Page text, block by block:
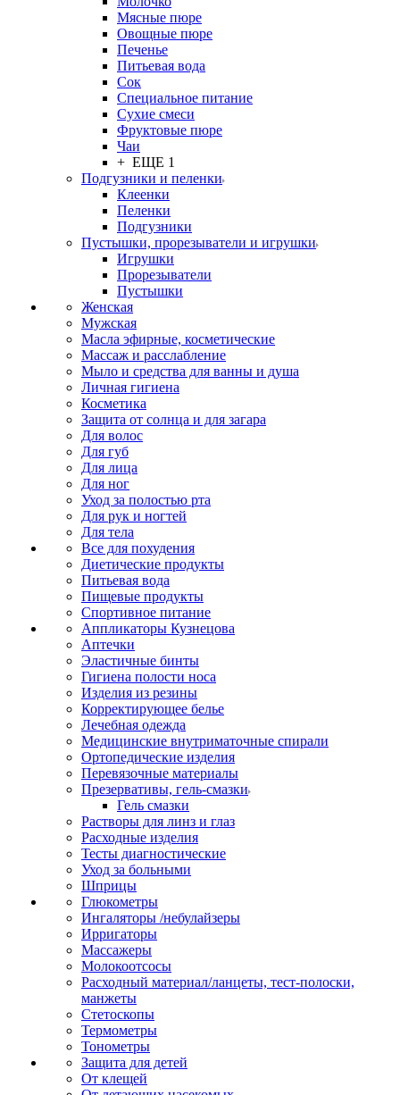
Мясные пюре
Овощные пюре
Печенье
Питьевая вода
Сок
Специальное питание
Сухие смеси
Фруктовые пюре
Чаи
+ ЕЩЕ 1
Подгузники и пеленки
Клеенки
Пеленки
Подгузники
Пустышки, прорезыватели и игрушки
Игрушки
Прорезыватели
Пустышки
Женская
Мужская
Масла эфирные, косметические
Массаж и расслабление
Мыло и средства для ванны и душа
Личная гигиена
Косметика
Защита от солнца и для загара
Для волос
Для губ
Для лица
Для ног
Уход за полостью рта
Для рук и ногтей
Для тела
Все для похудения
Диетические продукты
Питьевая вода
Пищевые продукты
Спортивное питание
Аппликаторы Кузнецова
Аптечки
Эластичные бинты
Гигиена полости носа
Изделия из резины
Корректирующее белье
Лечебная одежда
Медицинские внутриматочные спирали
Ортопедические изделия
Перевязочные материалы
Презервативы, гель-смазки
Гель смазки
Растворы для линз и глаз
Расходные изделия
Тесты диагностические
Уход за больными
Шприцы
Глюкометры
Ингаляторы /небулайзеры
Ирригаторы
Массажеры
Молокоотсосы
Расходный материал/ланцеты, тест-полоски,
манжеты
Стетоскопы
Термометры
Тонометры
Защита для детей
От клещей